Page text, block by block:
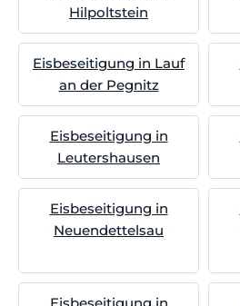
Hilpoltstein
Eisbeseitigung in Lauf
an der Pegnitz
Eisbeseitigung in
Leutershausen
Eisbeseitigung in
Neuendettelsau